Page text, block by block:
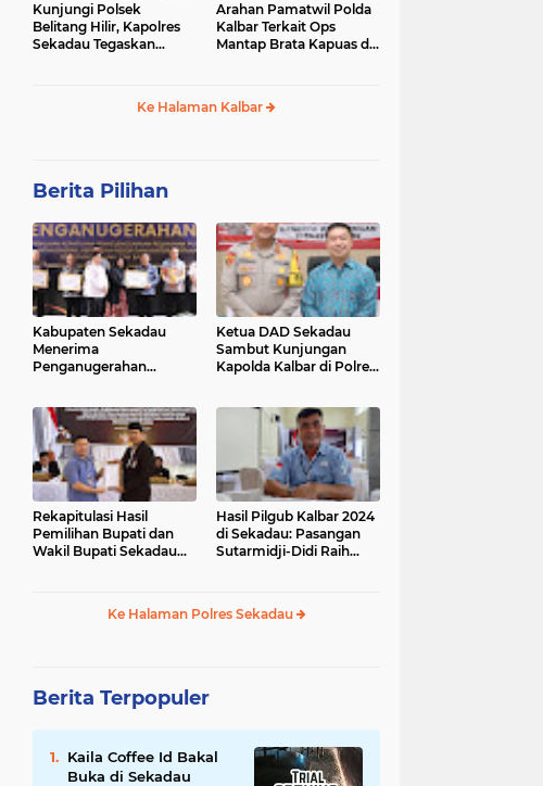
Kunjungi Polsek
Belitang Hilir, Kapolres
Sekadau Tegaskan
Arahan Pamatwil Polda
Kalbar Terkait Ops
Mantap Brata Kapuas di
Ke Halaman Kalbar
Berita Pilihan
Kabupaten Sekadau
Menerima
Penganugerahan
Publik
Ketua DAD Sekadau
Sambut Kunjungan
Kapolda Kalbar di Polres
Rekapitulasi Hasil
Pemilihan Bupati dan
Wakil Bupati Sekadau
Hasil Pilgub Kalbar 2024
di Sekadau: Pasangan
Sutarmidji-Didi Raih
Ke Halaman Polres Sekadau
Berita Terpopuler
Kaila Coffee Id Bakal
Buka di Sekadau